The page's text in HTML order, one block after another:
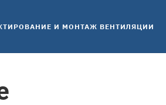
И МОНТАЖ ВЕНТИЛЯЦИИ